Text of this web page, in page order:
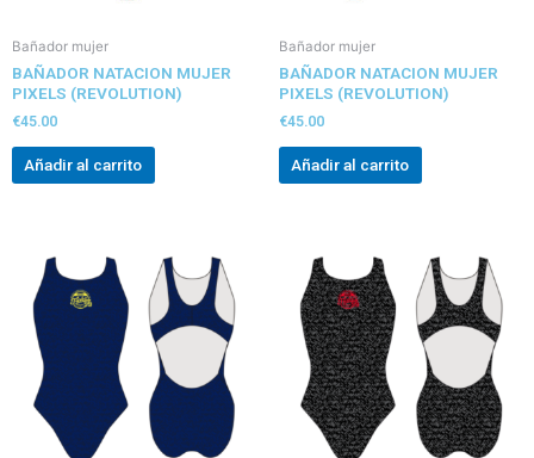
Bañador mujer
BAÑADOR NATACION MUJER
PIXELS (REVOLUTION)
€45.00
Añadir al carrito
Bañador mujer
BAÑADOR NATACION MUJER
PIXELS (REVOLUTION)
€45.00
Añadir al carrito